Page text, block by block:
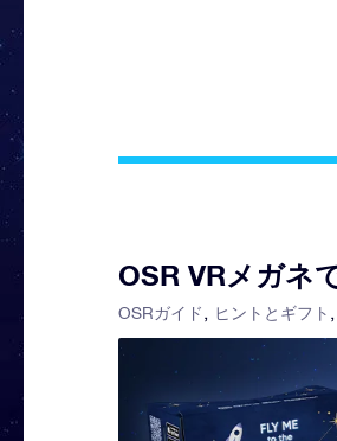
OSR VRメガネ
OSRガイド ヒントとギフト